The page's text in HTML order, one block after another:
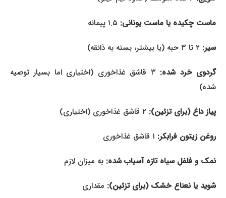
ماست چکیده یا ماست یونانی:۱.۵ پیمانه
سیر:۲ تا ۳ حبه (یا بیشتر، بسته به ذائقه)
گردوی خرد شده:
۳ قاشق غذاخوری (اختیاری اما بسیار توصیه
شده)
پیاز داغ (برای تزئین):۲ قاشق غذاخوری (اختیاری)
روغن زیتون فرابکر:۱ قاشق غذاخوری
نمک و فلفل سیاه تازه آسیاب شده:به میزان لازم
شوید یا نعناع خشک (برای تزئین):مقداری